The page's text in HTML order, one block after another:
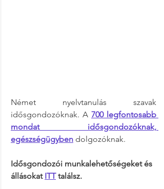
Német nyelvtanulás szavak
idősgondozóknak. A 700 legfontosabb
mondat idősgondozóknak,
egészségügyben dolgozóknak.
Idősgondozói munkalehetőségeket és
állásokat ITT találsz.